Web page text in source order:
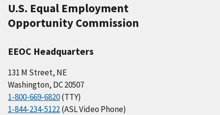
U.S. Equal Employment
Opportunity Commission
EEOC Headquarters
131 M Street, NE
Washington, DC 20507
1-800-669-6820(TTY)
1-844-234-5122(ASL Video Phone)